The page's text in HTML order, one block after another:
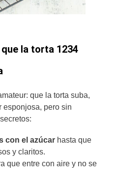
la torta 1234
que la torta suba,
esponjosa, pero sin
con el azúcar hasta que
y claritos.
que entre con aire y no se